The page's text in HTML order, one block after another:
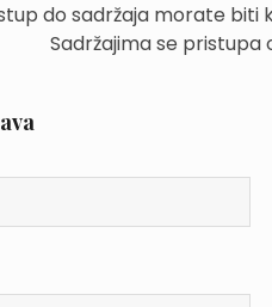
do sadržaja morate
Sadržajima se pristupa